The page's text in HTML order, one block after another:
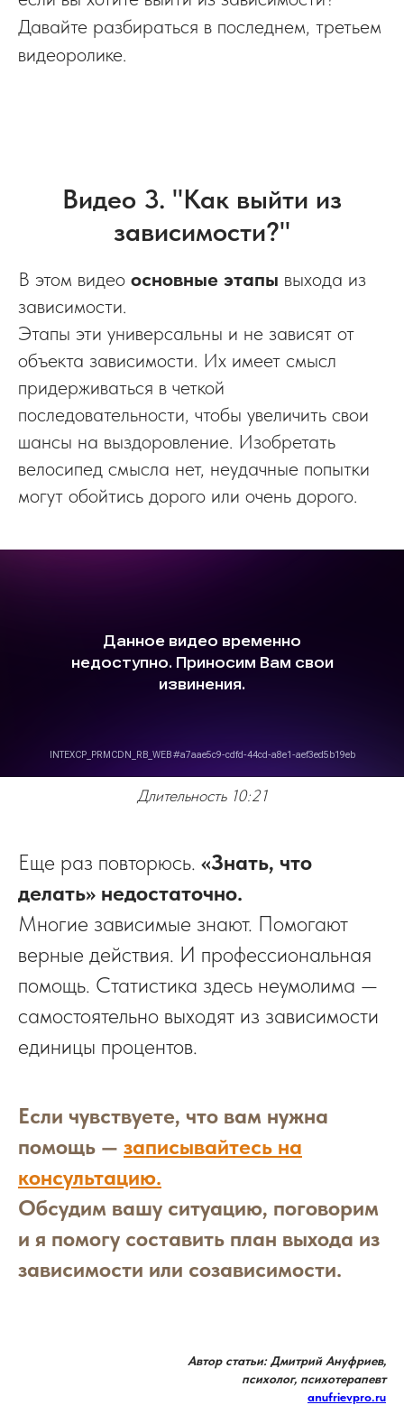
Давайте разбираться в последнем, третьем
видеоролике.
Видео 3. "Как выйти из
зависимости?"
В этом видео основные этапы выхода из
зависимости.
Этапы эти универсальны и не зависят от
объекта зависимости. Их имеет смысл
придерживаться в четкой
последовательности, чтобы увеличить свои
шансы на выздоровление. Изобретать
велосипед смысла нет, неудачные попытки
могут обойтись дорого или очень дорого.
Длительность 10:21
Еще раз повторюсь. «Знать, что
делать» недостаточно.
Многие зависимые знают. Помогают
верные действия. И профессиональная
помощь. Статистика здесь неумолима —
самостоятельно выходят из зависимости
единицы процентов.
Если чувствуете, что вам нужна
помощь — записывайтесь на
консультацию.
Обсудим вашу ситуацию, поговорим
и я помогу составить план выхода из
зависимости или созависимости.
Автор статьи: Дмитрий Ануфриев,
психолог, психотерапевт
anufrievpro.ru